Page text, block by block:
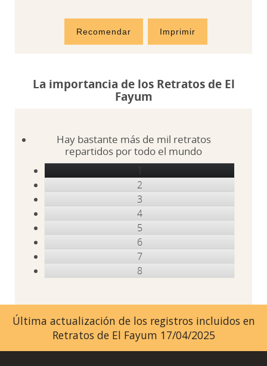
Recomendar Imprimir
La importancia de los Retratos de El
Fayum
Hay bastante más de mil retratos
repartidos por todo el mundo
1
2
3
4
5
6
7
8
Última actualización de los registros incluidos en
Retratos de El Fayum 17/04/2025